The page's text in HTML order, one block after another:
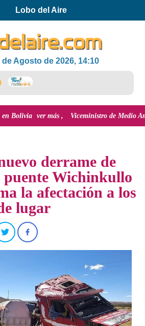
Lobo del Aire
de Agosto de 2026, 14:10
ver más Viceministro de Medio Ambiente,
derrame de
puente Wichinkullo
la afectación a los
lugar